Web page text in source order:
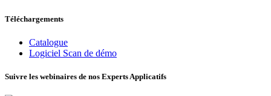
Téléchargements
Catalogue
Logiciel Scan de démo
Suivre les webinaires de nos Experts Applicatifs